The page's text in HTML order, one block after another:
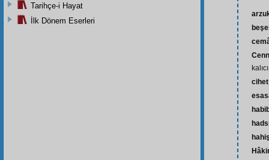
cihet
Tarihçe-i Hayat
İlk Dönem Eserleri